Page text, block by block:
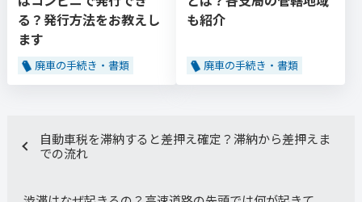
る？発行方法をお教えし
ます
廃車の手続き・書類
も紹介
廃車の手続き・書類
自動車税を滞納すると差押え確定？滞納から差押えま
での流れ